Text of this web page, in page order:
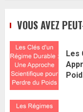
VOUS AVEZ
Les